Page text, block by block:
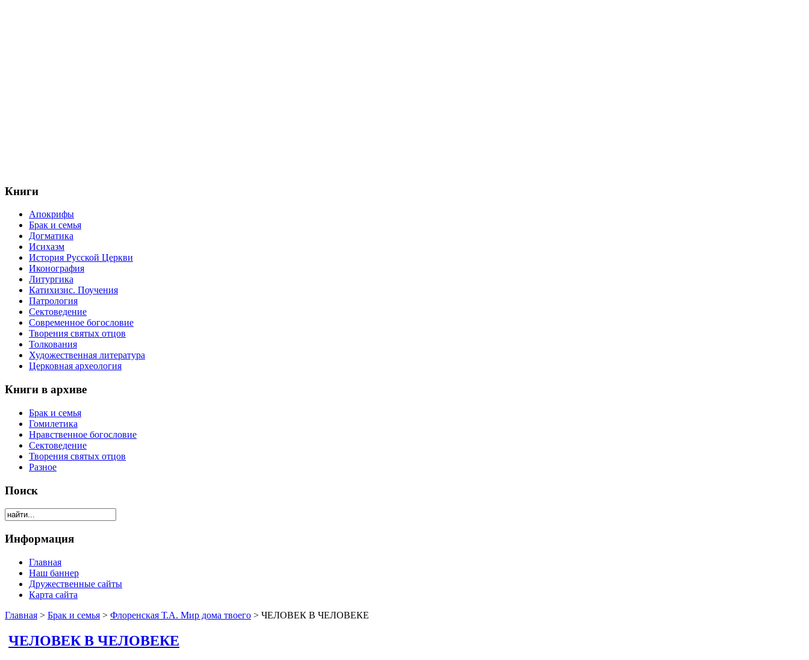
Книги
Апокрифы
Брак и семья
Догматика
Исихазм
История Русской Церкви
Иконография
Литургика
Катихизис. Поучения
Патрология
Сектоведение
Современное богословие
Творения святых отцов
Толкования
Художественная литература
Церковная археология
Книги в архиве
Брак и семья
Гомилетика
Нравственное богословие
Сектоведение
Творения святых отцов
Разное
Поиск
Информация
Главная
Наш баннер
Дружественные сайты
Карта сайта
Главная > Брак и семья > Флоренская Т.А. Мир дома твоего > ЧЕЛОВЕК В ЧЕЛОВЕКЕ
ЧЕЛОВЕК В ЧЕЛОВЕКЕ